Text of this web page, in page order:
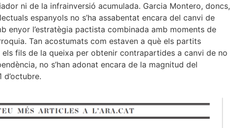
ni de la infrainversió acumulada. Garcia Montero, doncs,
espanyols no s’ha assabentat encara del canvi de
enyor l’estratègia pactista combinada amb moments de
Tan acostumats com estaven a què els partits
fils de la queixa per obtenir contrapartides a canvi de no
no s’han adonat encara de la magnitud del
d’octubre.